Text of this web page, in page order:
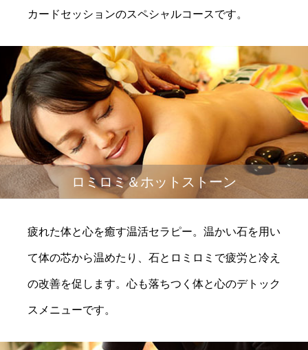
カードセッションのスペシャルコースです。
ロミロミ＆ホットストーン
疲れた体と心を癒す温活セラピー。温かい石を用い
て体の芯から温めたり、石とロミロミで疲労と冷え
の改善を促します。心も落ちつく体と心のデトック
スメニューです。